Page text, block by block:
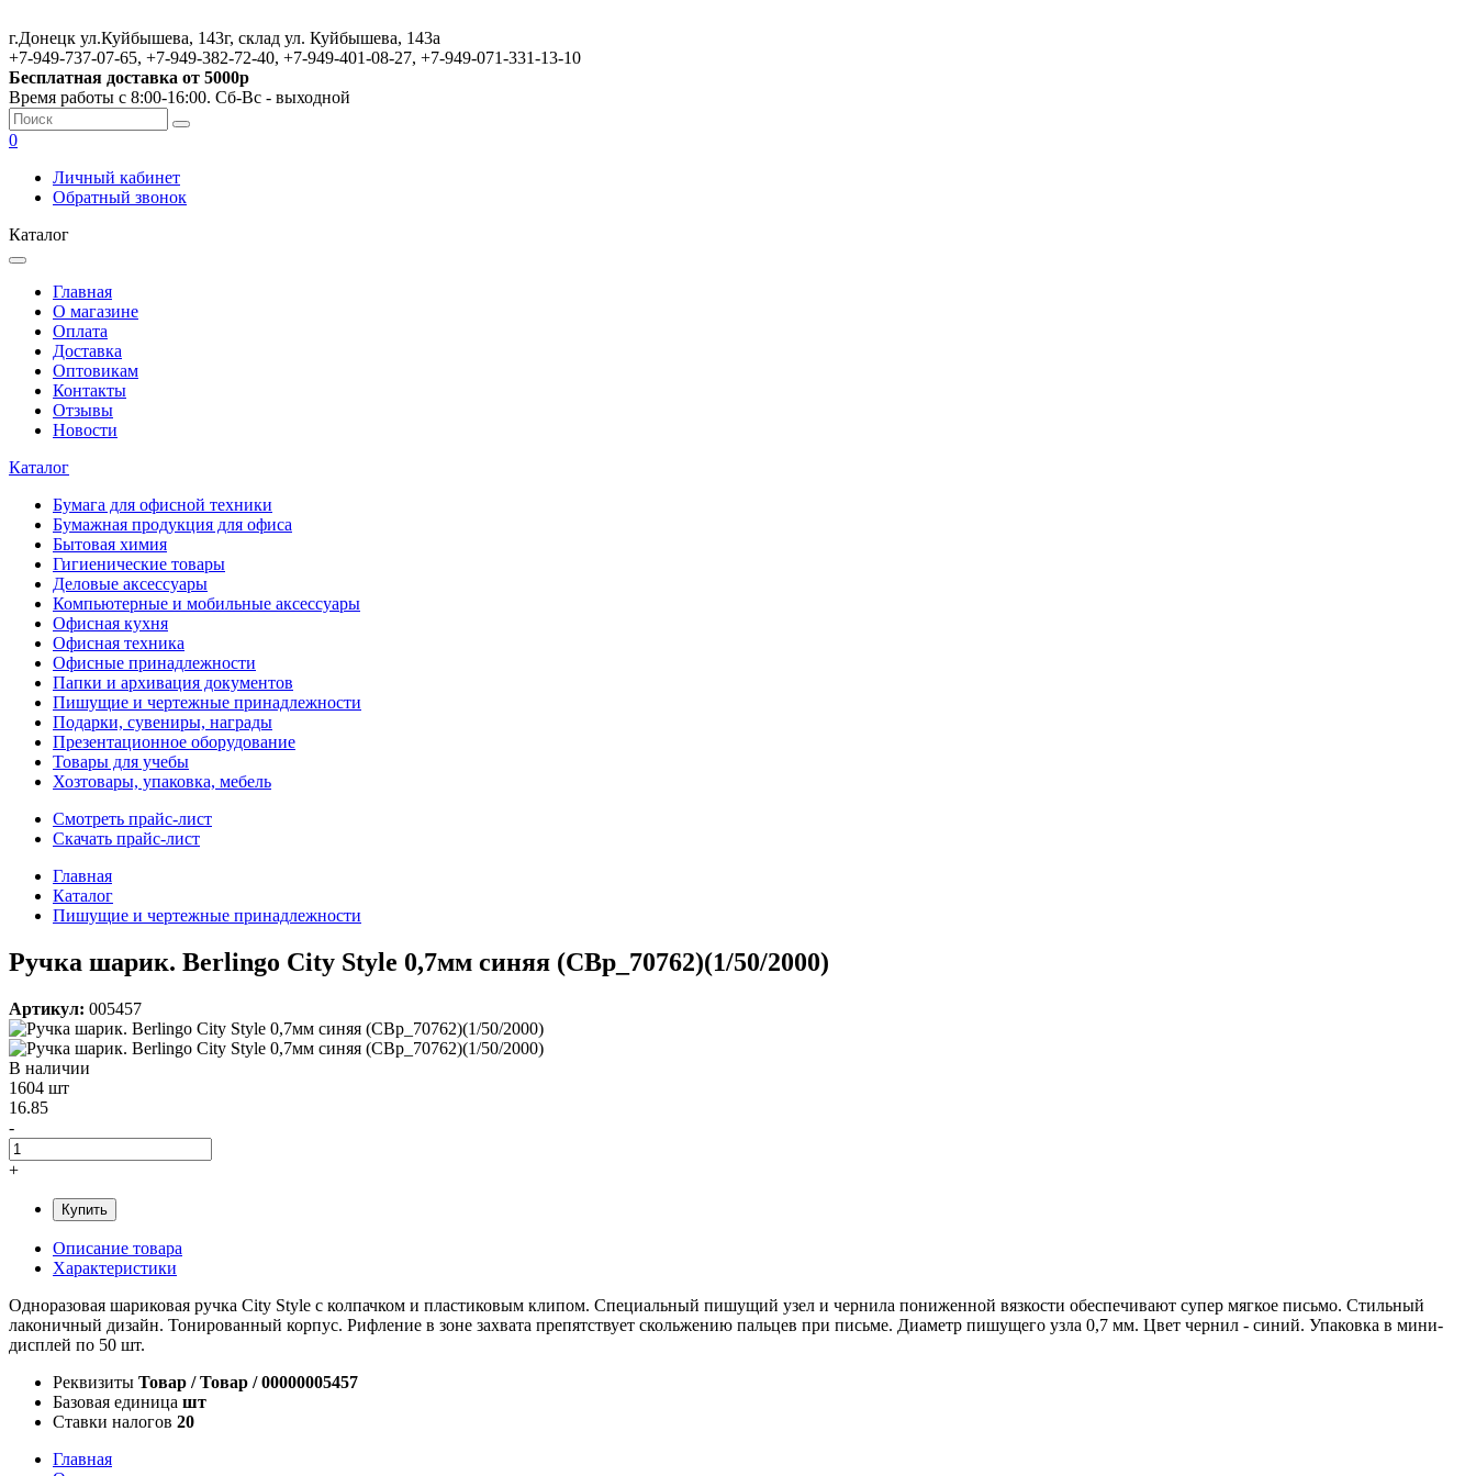
г.Донецк ул.Куйбышева, 143г, склад ул. Куйбышева, 143а
+7-949-737-07-65, +7-949-382-72-40, +7-949-401-08-27, +7-949-071-331-13-10
Бесплатная доставка от 5000р
Время работы с 8:00-16:00. Сб-Вс - выходной
0
Личный кабинет
Обратный звонок
Каталог
Главная
О магазине
Оплата
Доставка
Оптовикам
Контакты
Отзывы
Новости
Каталог
Бумага для офисной техники
Бумажная продукция для офиса
Бытовая химия
Гигиенические товары
Деловые аксессуары
Компьютерные и мобильные аксессуары
Офисная кухня
Офисная техника
Офисные принадлежности
Папки и архивация документов
Пишущие и чертежные принадлежности
Подарки, сувениры, награды
Презентационное оборудование
Товары для учебы
Хозтовары, упаковка, мебель
Смотреть прайс-лист
Скачать прайс-лист
Главная
Каталог
Пишущие и чертежные принадлежности
Ручка шарик. Berlingo City Style 0,7мм синяя (CBp_70762)(1/50/2000)
Артикул: 005457
В наличии
1604 шт
16.85
-
+
Купить
Описание товара
Характеристики
Одноразовая шариковая ручка City Style с колпачком и пластиковым клипом. Специальный пишущий узел и чернила пониженной вязкости обеспечивают супер мягкое письмо. Стильный
лаконичный дизайн. Тонированный корпус. Рифление в зоне захвата препятствует скольжению пальцев при письме. Диаметр пишущего узла 0,7 мм. Цвет чернил - синий. Упаковка в мини-
дисплей по 50 шт.
Реквизиты Товар / Товар / 00000005457
Базовая единица шт
Ставки налогов 20
Главная